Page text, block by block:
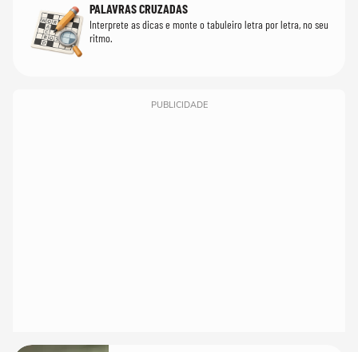
PALAVRAS CRUZADAS
Interprete as dicas e monte o tabuleiro letra por letra, no seu
ritmo.
PUBLICIDADE